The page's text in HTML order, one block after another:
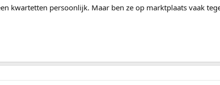
kwartetten persoonlijk. Maar ben ze op marktplaats vaak